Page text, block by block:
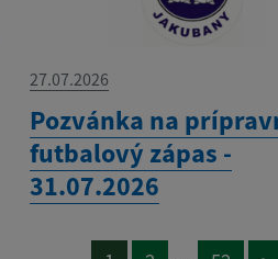
27.07.2026
Pozvánka na
futbalový zápas -
31.07.2026